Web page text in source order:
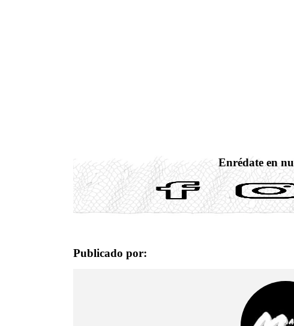
Enrédate en
Publicado por: